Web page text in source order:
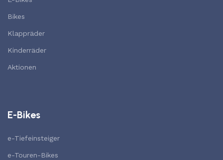
Bikes
Klappräder
Kinderräder
Aktionen
E-Bikes
e-Tiefeinsteiger
e-Touren-Bikes